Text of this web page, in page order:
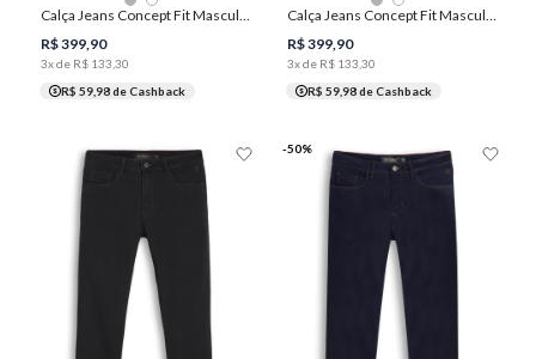
36 38 42
44
Calça Jeans Concept Fit Masculina Individual
R$399,90
3x de R$ 133 30
R$ 59,98de Cashback
36 38 42
44
Calça Jeans Concept Fit Masculina Individual
R$399,90
3x de R$ 133 30
R$ 59,98de Cashback
-50%